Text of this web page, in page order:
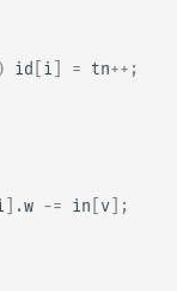
斯反演
id i = tn++ ;
].w -= in v ];